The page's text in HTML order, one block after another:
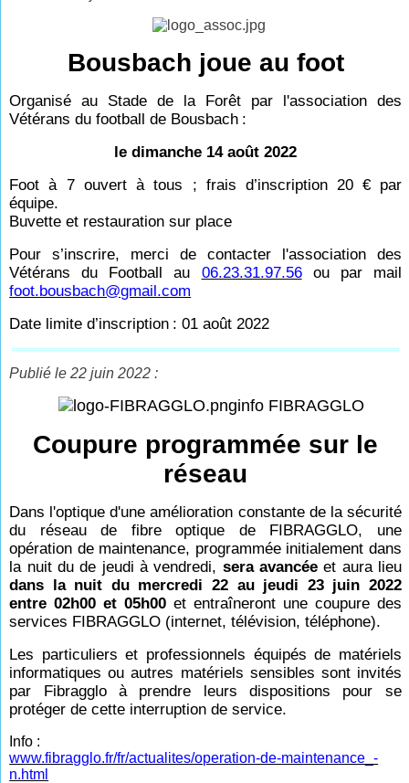
Bousbach joue au foot
Organisé au Stade de la Forêt par l'association des
Vétérans du football de Bousbach :
le dimanche 14 août 2022
Foot à 7 ouvert à tous ; frais d’inscription 20 € par
équipe.
Buvette et restauration sur place
Pour s’inscrire, merci de contacter l'association des
Vétérans du Football au 06.23.31.97.56ou par mail
foot.bousbach@gmail.com
Date limite d’inscription : 01 août 2022
Publié le 22 juin 2022 :
info FIBRAGGLO
Coupure programmée sur le
réseau
Dans l'optique d'une amélioration constante de la sécurité
du réseau de fibre optique de FIBRAGGLO, une
opération de maintenance, programmée initialement dans
la nuit du de jeudi à vendredi, sera avancéeet aura lieu
dans la nuit du mercredi 22 au jeudi 23 juin 2022
entre 02h00 et 05h00 et entraîneront une coupure des
services FIBRAGGLO (internet, télévision, téléphone).
Les particuliers et professionnels équipés de matériels
informatiques ou autres matériels sensibles sont invités
par Fibragglo à prendre leurs dispositions pour se
protéger de cette interruption de service.
Info :
www.fibragglo.fr/fr/actualites/operation-de-maintenance_-
n.html